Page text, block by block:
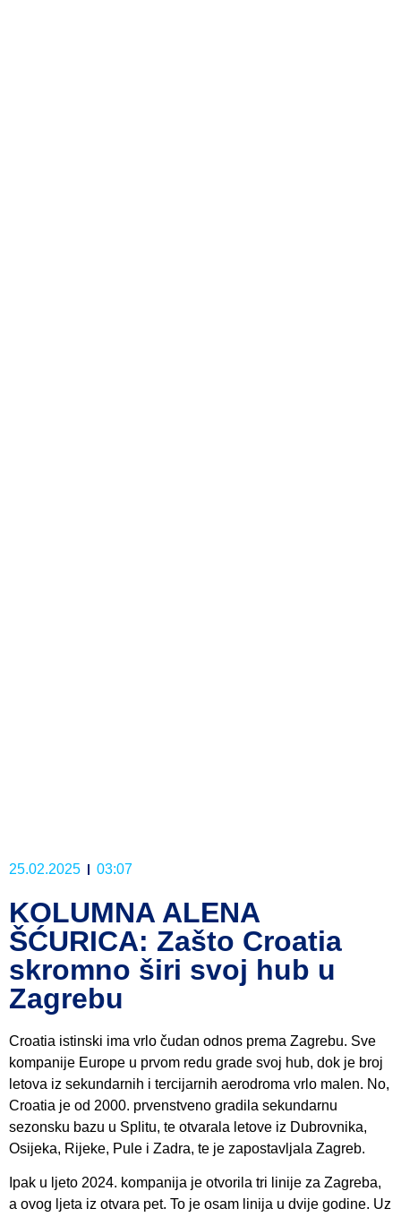
25.02.2025 03:07
KOLUMNA ALENA
ŠĆURICA: Zašto Croatia
skromno širi svoj hub u
Zagrebu
Croatia istinski ima vrlo čudan odnos prema Zagrebu. Sve
kompanije Europe u prvom redu grade svoj hub, dok je broj
letova iz sekundarnih i tercijarnih aerodroma vrlo malen. No,
Croatia je od 2000. prvenstveno gradila sekundarnu
sezonsku bazu u Splitu, te otvarala letove iz Dubrovnika,
Osijeka, Rijeke, Pule i Zadra, te je zapostavljala Zagreb.
Ipak u ljeto 2024. kompanija je otvorila tri linije za Zagreba,
a ovog ljeta iz otvara pet. To je osam linija u dvije godine. Uz